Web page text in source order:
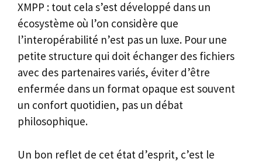
XMPP : tout cela s’est développé dans un
écosystème où l’on considère que
l’interopérabilité n’est pas un luxe. Pour une
petite structure qui doit échanger des fichiers
avec des partenaires variés, éviter d’être
enfermée dans un format opaque est souvent
un confort quotidien, pas un débat
philosophique.
Un bon reflet de cet état d’esprit, c’est le